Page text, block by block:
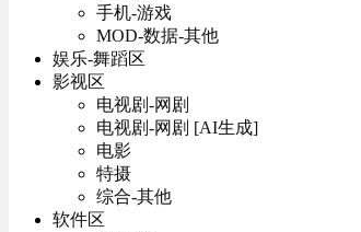
手机-游戏
MOD-数据-其他
娱乐-舞蹈区
影视区
电视剧-网剧
电视剧-网剧 [AI生成]
电影
特摄
综合-其他
软件区